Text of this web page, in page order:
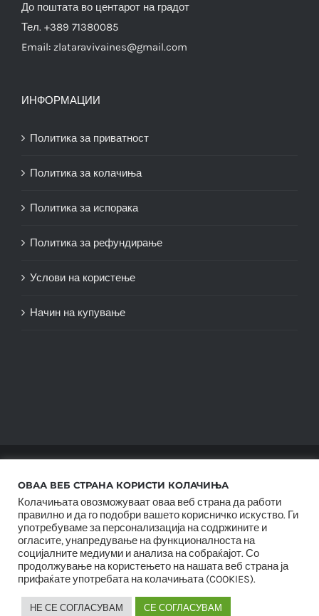
До поштата во центарот на градот
Тел. +389 71380085
Email: zlataravivaines@gmail.com
ИНФОРМАЦИИ
Политика за приватност
Политика за колачиња
Политика за испорака
Политика за рефундирање
Услови на користење
Начин на купување
© Copyright 2012 - 2026 | SwiftAgency| All Rights
ОВАА ВЕБ СТРАНА КОРИСТИ КОЛАЧИЊА
Колачињата овозможуваат оваа веб страна да работи
правилно и да го подобри вашето корисничко искуство. Ги
употребуваме за персонализација на содржините и
огласите, унапредување на функционалноста на
социјалните медиуми и анализа на собраќајот. Со
продолжување на користењето на нашата веб страна ја
прифаќате употребата на колачињата (COOKIES).
НЕ СЕ СОГЛАСУВАМ СЕ СОГЛАСУВАМ